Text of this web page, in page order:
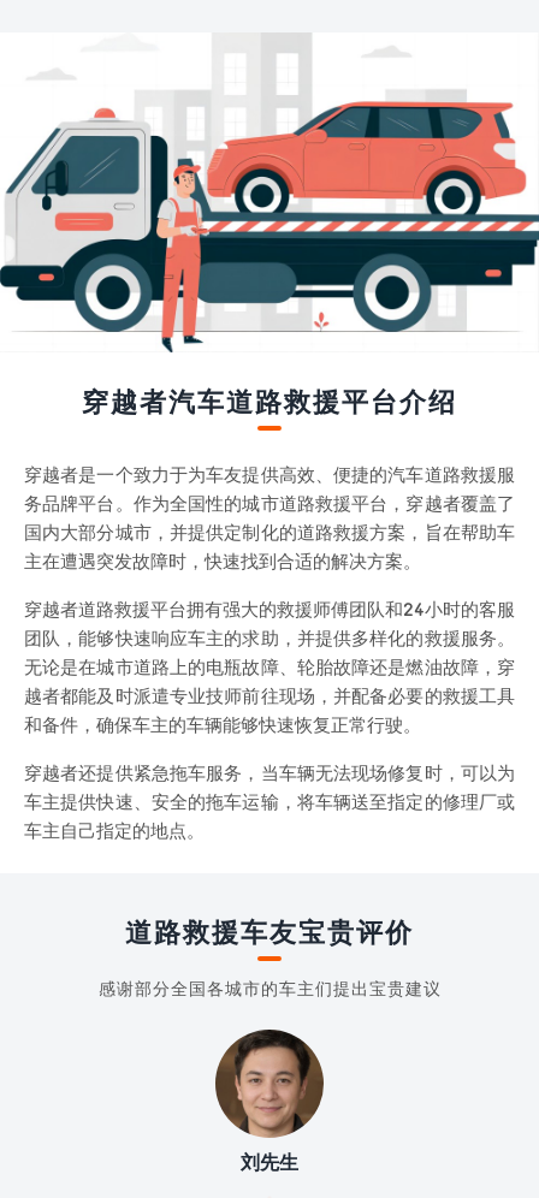
穿越者汽车道路救援平台介绍
穿越者是一个致力于为车友提供高效、便捷的汽车道路救援服
务品牌平台。作为全国性的城市道路救援平台，穿越者覆盖了
国内大部分城市，并提供定制化的道路救援方案，旨在帮助车
主在遭遇突发故障时，快速找到合适的解决方案。
穿越者道路救援平台拥有强大的救援师傅团队和24小时的客服
团队，能够快速响应车主的求助，并提供多样化的救援服务。
无论是在城市道路上的电瓶故障、轮胎故障还是燃油故障，穿
越者都能及时派遣专业技师前往现场，并配备必要的救援工具
和备件，确保车主的车辆能够快速恢复正常行驶。
穿越者还提供紧急拖车服务，当车辆无法现场修复时，可以为
车主提供快速、安全的拖车运输，将车辆送至指定的修理厂或
车主自己指定的地点。
道路救援车友宝贵评价
感谢部分全国各城市的车主们提出宝贵建议
刘先生